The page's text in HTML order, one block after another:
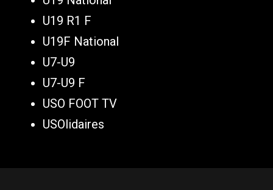
U19 R1 F
U19F National
U7-U9
U7-U9 F
USO FOOT TV
USOlidaires